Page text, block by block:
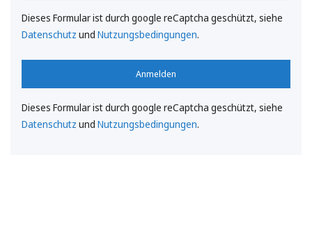
Dieses Formular ist durch google reCaptcha geschützt, siehe
Datenschutz und Nutzungsbedingungen.
Anmelden
Dieses Formular ist durch google reCaptcha geschützt, siehe
Datenschutz und Nutzungsbedingungen.